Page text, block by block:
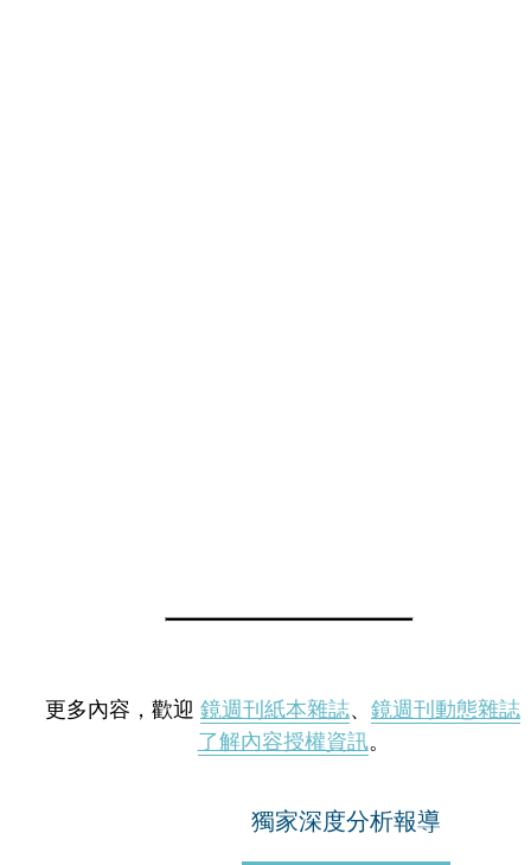
更多內容，歡迎 鏡週刊紙本雜誌、 鏡週刊動態雜誌
了解內容授權資訊。
獨家深度分析報導